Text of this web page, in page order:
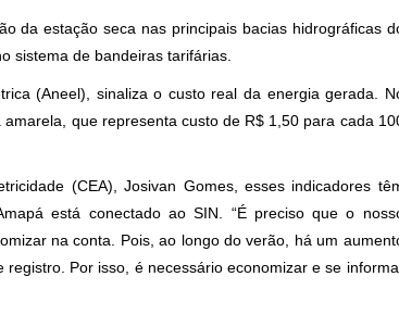
da estação seca nas principais bacias hidrográficas
sistema de bandeiras tarifárias.
(Aneel), sinaliza o custo real da energia gerada.
que representa custo de R$ 1,50 para cada
(CEA), Josivan Gomes, esses indicadores
está conectado ao SIN. “É preciso que o
na conta. Pois, ao longo do verão, há um
Por isso, é necessário economizar e se